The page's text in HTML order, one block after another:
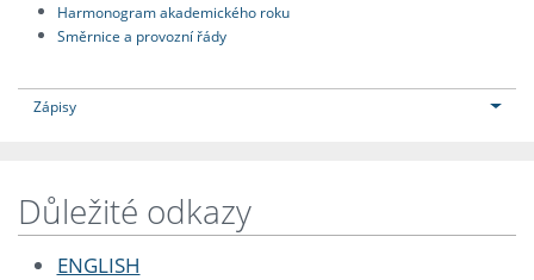
Harmonogram akademického roku
Směrnice a provozní řády
Zápisy
Důležité odkazy
ENGLISH